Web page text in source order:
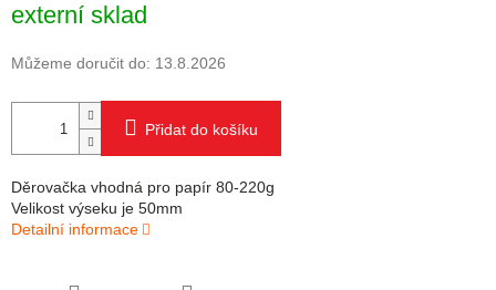
externí sklad
Můžeme doručit do: 13.8.2026
Přidat do košíku
Děrovačka vhodná pro papír 80-220g
Velikost výseku je 50mm
Detailní informace